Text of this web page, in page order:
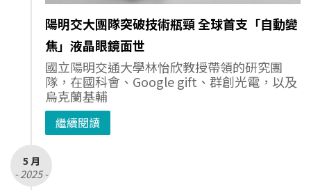
陽明交大團隊突破技術瓶頸 全球首支「自動變
焦」液晶眼鏡面世
國立陽明交通大學林怡欣教授帶領的研究團
隊，在國科會、Google gift、群創光電，以及
烏克蘭基輔
繼續閱讀
5 月
- 2025 -